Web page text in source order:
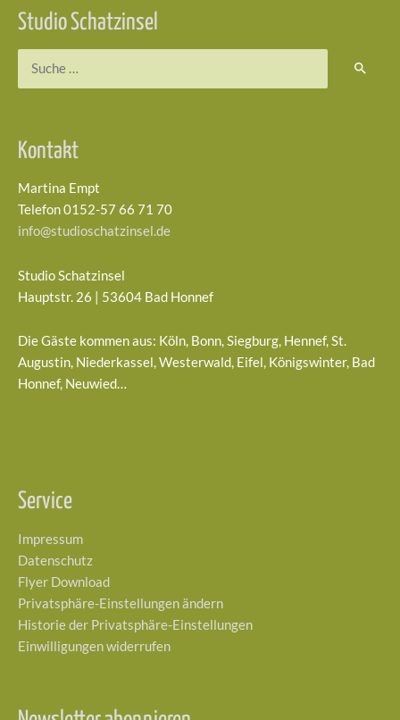
Studio Schatzinsel
Kontakt
Martina Empt
Telefon 0152-57 66 71 70
info@studioschatzinsel.de
Studio Schatzinsel
Hauptstr. 26 | 53604 Bad Honnef
Die Gäste kommen aus: Köln, Bonn, Siegburg, Hennef, St.
Augustin, Niederkassel, Westerwald, Eifel, Königswinter, Bad
Honnef, Neuwied…
Service
Impressum
Datenschutz
Flyer Download
Privatsphäre-Einstellungen ändern
Historie der Privatsphäre-Einstellungen
Einwilligungen widerrufen